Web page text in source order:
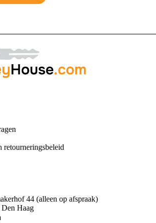
retourneringsbeleid
44 (alleen op afspraak)
Haag